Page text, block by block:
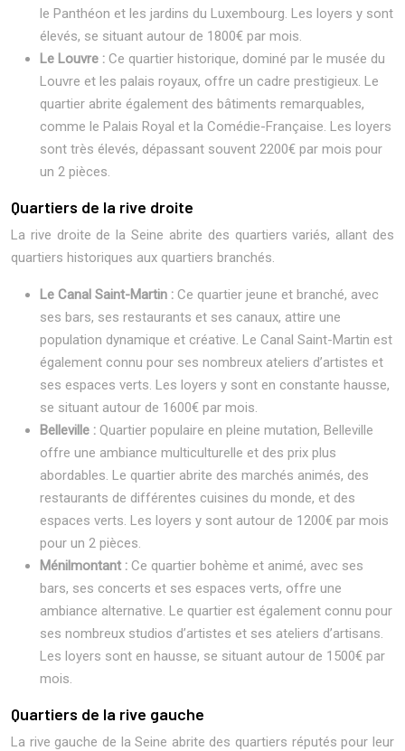
le Panthéon et les jardins du Luxembourg. Les loyers y sont
élevés, se situant autour de 1800€ par mois.
Le Louvre : Ce quartier historique, dominé par le musée du
Louvre et les palais royaux, offre un cadre prestigieux. Le
quartier abrite également des bâtiments remarquables,
comme le Palais Royal et la Comédie-Française. Les loyers
sont très élevés, dépassant souvent 2200€ par mois pour
un 2 pièces.
Quartiers de la rive droite
La rive droite de la Seine abrite des quartiers variés, allant des
quartiers historiques aux quartiers branchés.
Le Canal Saint-Martin : Ce quartier jeune et branché, avec
ses bars, ses restaurants et ses canaux, attire une
population dynamique et créative. Le Canal Saint-Martin est
également connu pour ses nombreux ateliers d’artistes et
ses espaces verts. Les loyers y sont en constante hausse,
se situant autour de 1600€ par mois.
Belleville : Quartier populaire en pleine mutation, Belleville
offre une ambiance multiculturelle et des prix plus
abordables. Le quartier abrite des marchés animés, des
restaurants de différentes cuisines du monde, et des
espaces verts. Les loyers y sont autour de 1200€ par mois
pour un 2 pièces.
Ménilmontant : Ce quartier bohème et animé, avec ses
bars, ses concerts et ses espaces verts, offre une
ambiance alternative. Le quartier est également connu pour
ses nombreux studios d’artistes et ses ateliers d’artisans.
Les loyers sont en hausse, se situant autour de 1500€ par
mois.
Quartiers de la rive gauche
La rive gauche de la Seine abrite des quartiers réputés pour leur